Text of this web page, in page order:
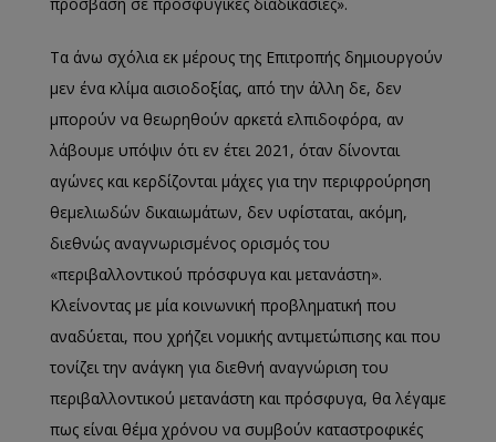
Τα άνω σχόλια εκ μέρους της Επιτροπής δημιουργούν
μεν ένα κλίμα αισιοδοξίας, από την άλλη δε, δεν
μπορούν να θεωρηθούν αρκετά ελπιδοφόρα, αν
λάβουμε υπόψιν ότι εν έτει 2021, όταν δίνονται
αγώνες και κερδίζονται μάχες για την περιφρούρηση
θεμελιωδών δικαιωμάτων, δεν υφίσταται, ακόμη,
διεθνώς αναγνωρισμένος ορισμός του
«περιβαλλοντικού πρόσφυγα και μετανάστη».
Κλείνοντας με μία κοινωνική προβληματική που
αναδύεται, που χρήζει νομικής αντιμετώπισης και που
τονίζει την ανάγκη για διεθνή αναγνώριση του
περιβαλλοντικού μετανάστη και πρόσφυγα, θα λέγαμε
πως είναι θέμα χρόνου να συμβούν καταστροφικές